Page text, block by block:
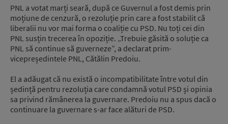
PNL a votat marți seară, după ce Guvernul a fost demis prin
moțiune de cenzură, o rezoluție prin care a fost stabilit că
liberalii nu vor mai forma o coaliție cu PSD. Nu toți cei din
PNL susțin trecerea în opoziție. „Trebuie găsită o soluție ca
PNL să continue să guverneze”, a declarat prim-
vicepreședintele PNL, Cătălin Predoiu.
El a adăugat că nu există o incompatibilitate între votul din
ședință pentru rezoluția care condamnă votul PSD și opinia
sa privind rămânerea la guvernare. Predoiu nu a spus dacă o
continuare la guvernare s-ar face alături de PSD.